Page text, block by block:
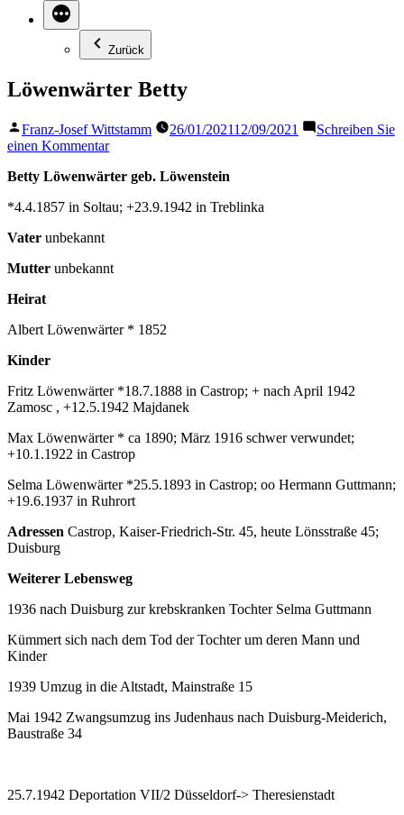
Zurück
Löwenwärter Betty
Veröffentlicht
von
Franz-Josef Wittstamm 26/01/202112/09/2021
Schreiben Sie
einen Kommentarzu
Betty
Betty Löwenwärter geb. Löwenstein
*4.4.1857 in Soltau; +23.9.1942 in Treblinka
Vater unbekannt
Mutter unbekannt
Heirat
Albert Löwenwärter * 1852
Kinder
Fritz Löwenwärter *18.7.1888 in Castrop; + nach April 1942
Zamosc , +12.5.1942 Majdanek
Max Löwenwärter * ca 1890; März 1916 schwer verwundet;
+10.1.1922 in Castrop
Selma Löwenwärter *25.5.1893 in Castrop; oo Hermann Guttmann;
+19.6.1937 in Ruhrort
Adressen Castrop, Kaiser-Friedrich-Str. 45, heute Lönsstraße 45;
Duisburg
Weiterer Lebensweg
1936 nach Duisburg zur krebskranken Tochter Selma Guttmann
Kümmert sich nach dem Tod der Tochter um deren Mann und
Kinder
1939 Umzug in die Altstadt, Mainstraße 15
Mai 1942 Zwangsumzug ins Judenhaus nach Duisburg-Meiderich,
Baustraße 34
25.7.1942 Deportation VII/2 Düsseldorf-> Theresienstadt